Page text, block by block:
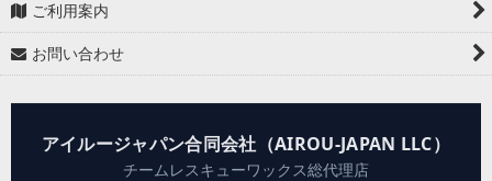
ご利用案内
お問い合わせ
アイルージャパン合同会社（AIROU-JAPAN LLC）
チームレスキューワックス総代理店